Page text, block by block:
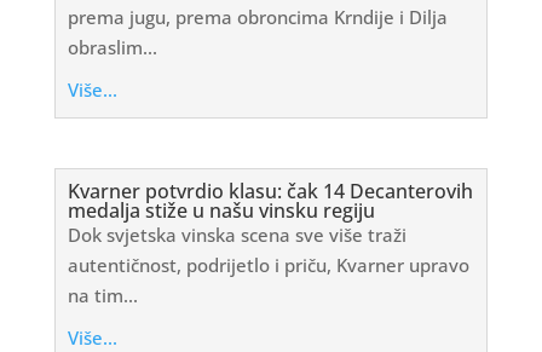
prema jugu, prema obroncima Krndije i Dilja
obraslim...
Više...
Kvarner potvrdio klasu: čak 14 Decanterovih
medalja stiže u našu vinsku regiju
Dok svjetska vinska scena sve više traži
autentičnost, podrijetlo i priču, Kvarner upravo
na tim...
Više...